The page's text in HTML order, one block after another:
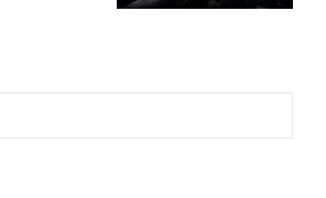
년 미국